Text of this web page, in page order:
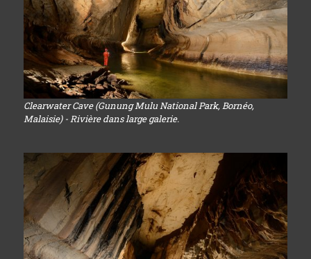
Clearwater Cave (Gunung Mulu National Park, Bornéo,
Malaisie) - Rivière dans large galerie.